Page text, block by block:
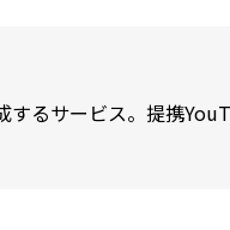
るサービス。提携